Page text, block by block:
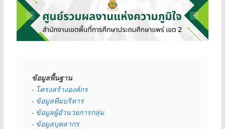
ข้อมูลพื้นฐาน
- โครงสร้างองค์กร
- ข้อมูลทีมบริหาร
- ข้อมูลผู้อำนวยการกลุ่ม
- ข้อมูลบุคลากร